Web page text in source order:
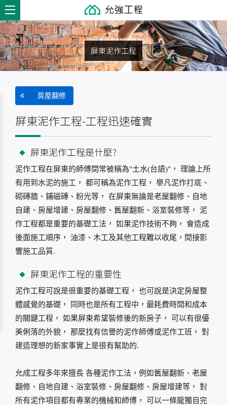
屏東泥作工程
房屋翻修
屏東泥作工程-工程迅速確實
屏東泥作工程是什麼?
泥作工程在屏東的師傅間常被稱為"土水(台語)"， 理論上所
有用到水泥的施工， 都可稱為泥作工程， 舉凡泥作打底、
砌磚牆、鋪磁磚、粉光等， 在屏東無論是老屋翻修、自地
自建、房屋增建、房屋翻修、舊屋翻新、浴室裝修等， 泥
作工程都是重要的基礎工法， 如果泥作技術不夠， 會造成
後面施工順序， 油漆、木工及其他工程難以收尾，間接影
響施工品質.
屏東泥作工程的重要性
泥作工程可說是很重要的基礎工程， 也可說是決定房屋整
體感覺的基礎， 同時也是所有工程中，最耗費時間和成本
的關鍵工程， 如果屏東希望裝修後的新房子， 可以有很優
美俐落的外貌， 那麼找有信譽的泥作師傅或泥作工班， 對
建造理想的新家事實上是很有幫助的.
允成工程多年來擅長 各種泥作工法，例如舊屋翻新、老屋
翻修、自地自建、浴室裝修、房屋翻修、房屋增建等， 對
所有泥作項目都有專業的機械和師傅， 可以一條龍獨自完